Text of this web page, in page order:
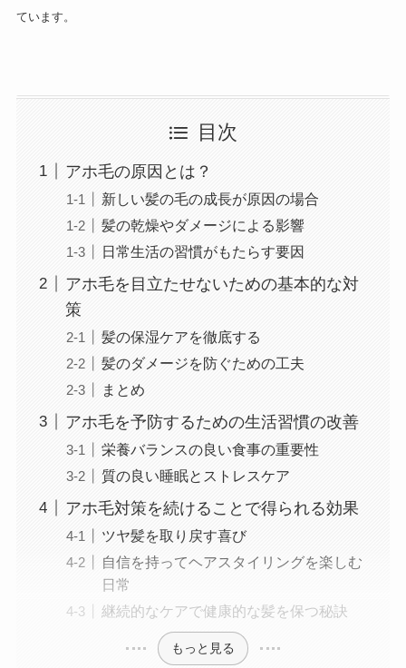
ています。
目次
アホ毛の原因とは？
新しい髪の毛の成長が原因の場合
髪の乾燥やダメージによる影響
日常生活の習慣がもたらす要因
アホ毛を目立たせないための基本的な対
策
髪の保湿ケアを徹底する
髪のダメージを防ぐための工夫
まとめ
アホ毛を予防するための生活習慣の改善
栄養バランスの良い食事の重要性
質の良い睡眠とストレスケア
アホ毛対策を続けることで得られる効果
ツヤ髪を取り戻す喜び
自信を持ってヘアスタイリングを楽しむ
日常
継続的なケアで健康的な髪を保つ秘訣
もっと見る